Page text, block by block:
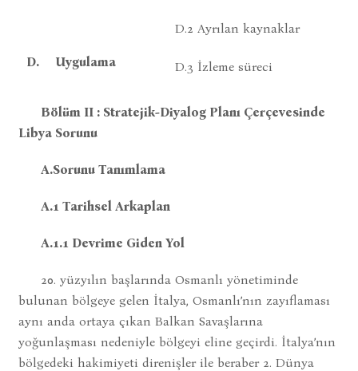
D. Uygulama
D.2 Ayrılan kaynaklar
D.3 İzleme süreci
Bölüm II : Stratejik-Diyalog Planı Çerçevesinde
Libya Sorunu
A.Sorunu Tanımlama
A.1 Tarihsel Arkaplan
A.1.1 Devrime Giden Yol
20. yüzyılın başlarında Osmanlı yönetiminde
bulunan bölgeye gelen İtalya, Osmanlı’nın zayıflaması
aynı anda ortaya çıkan Balkan Savaşlarına
yoğunlaşması nedeniyle bölgeyi eline geçirdi. İtalya’nın
bölgedeki hakimiyeti direnişler ile beraber 2. Dünya